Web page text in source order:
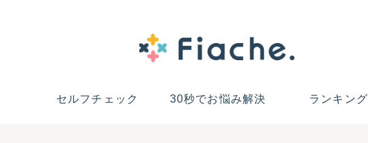
セルフチェック 30秒でお悩み解決 ランキング